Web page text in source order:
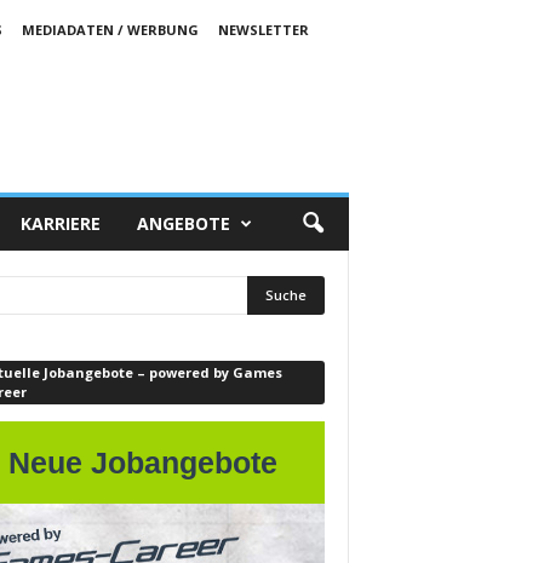
MEDIADATEN / WERBUNG
NEWSLETTER
KARRIERE ANGEBOTE
Jobangebote – powered by Games